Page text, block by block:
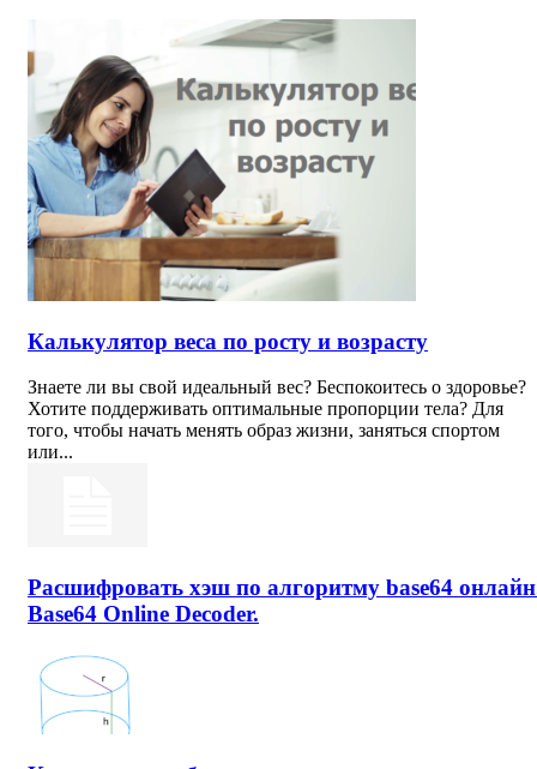
Калькулятор веса по росту и возрасту
Знаете ли вы свой идеальный вес? Беспокоитесь о здоровье?
Хотите поддерживать оптимальные пропорции тела? Для
того, чтобы начать менять образ жизни, заняться спортом
или...
Расшифровать хэш по алгоритму base64
Base64 Online Decoder.